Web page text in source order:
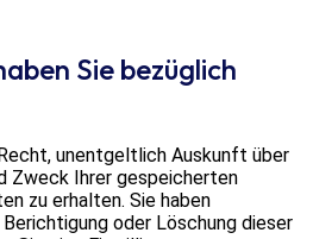
Sie bezüglich
unentgeltlich Auskunft über
Zweck Ihrer gespeicherten
zu erhalten. Sie haben
oder Löschung dieser